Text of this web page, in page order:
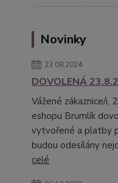
Novinky
23.08.2024
DOVOLENÁ
Vážené zákaznice/i,
eshopu Brumlík
vytvořené a platby
budou odesílány
celé